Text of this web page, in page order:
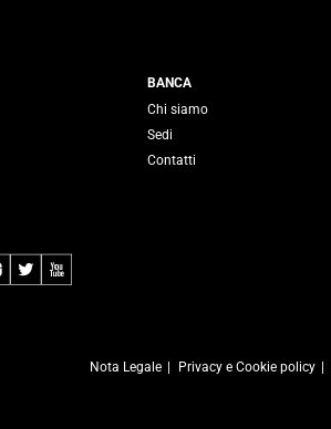
Banca Generali
BANCA
Chi siamo
Sedi
Contatti
TwitterYoutube
Nota Legale Privacy e Cookie policy